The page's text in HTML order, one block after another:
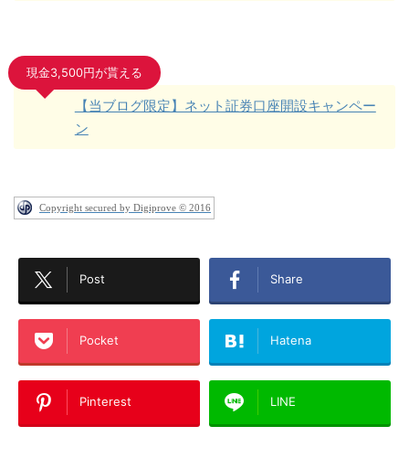
現金3,500円が貰える
【当ブログ限定】ネット証券口座開設キャンペー
ン
Copyright secured by Digiprove © 2016
Post Share
Pocket Hatena
Pinterest LINE